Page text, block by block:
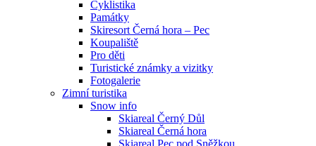
Cyklistika
Památky
Skiresort Černá hora – Pec
Koupaliště
Pro děti
Turistické známky a vizitky
Fotogalerie
Zimní turistika
Snow info
Skiareal Černý Důl
Skiareal Černá hora
Skiareal Pec pod Sněžkou